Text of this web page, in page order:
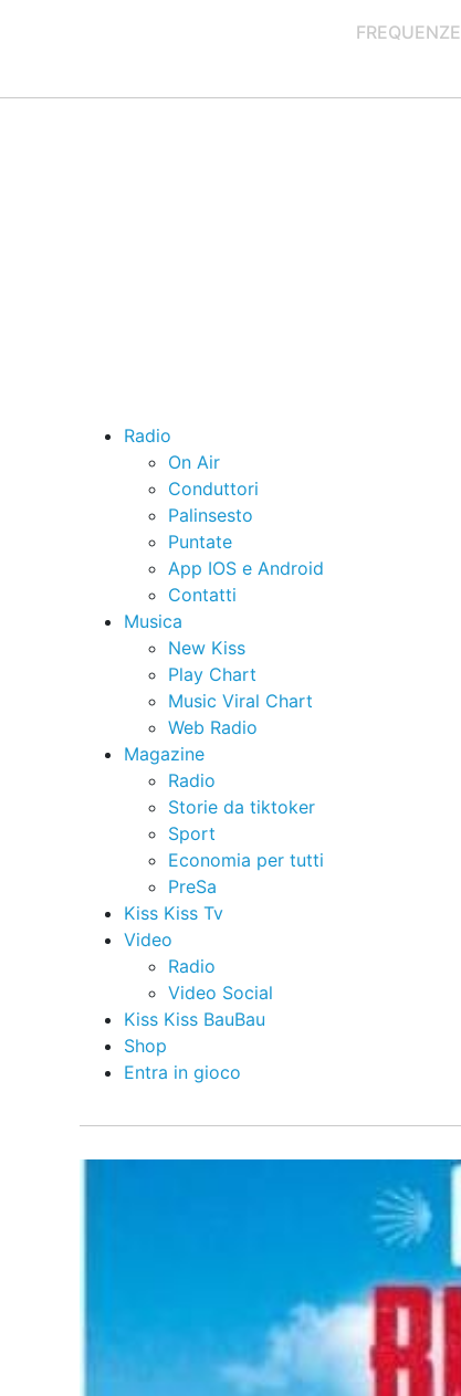
FREQUENZE
Radio
On Air
Conduttori
Palinsesto
Puntate
App IOS e Android
Contatti
Musica
New Kiss
Play Chart
Music Viral Chart
Web Radio
Magazine
Radio
Storie da tiktoker
Sport
Economia per tutti
PreSa
Kiss Kiss Tv
Video
Radio
Video Social
Kiss Kiss BauBau
Shop
Entra in gioco